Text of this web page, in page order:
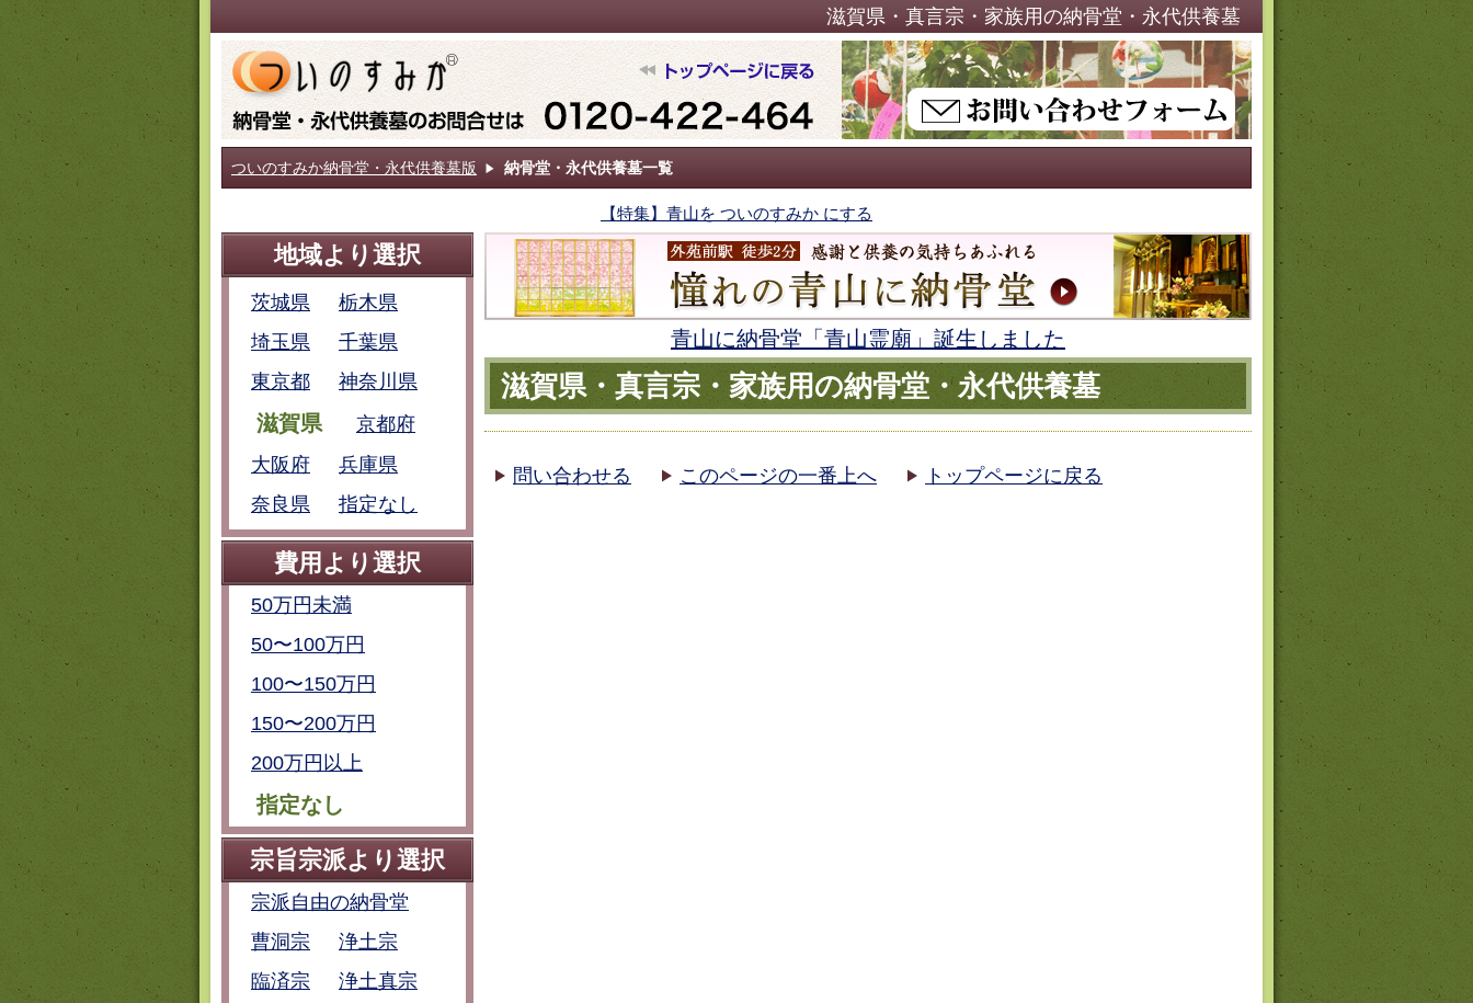
滋賀県・真言宗・家族用の納骨堂・永代供養墓
ついのすみか納骨堂・永代供養墓版 納骨堂・永代供養墓一覧
【特集】青山を ついのすみか にする
青山に納骨堂「青山霊廟」誕生しました
滋賀県・真言宗・家族用の納骨堂・永代供養墓
問い合わせる このページの一番上へ トップページに戻る
地域より選択
茨城県
栃木県
埼玉県
千葉県
東京都
神奈川県
滋賀県
京都府
大阪府
兵庫県
奈良県
指定なし
費用より選択
50万円未満
50〜100万円
100〜150万円
150〜200万円
200万円以上
指定なし
宗旨宗派より選択
宗派自由の納骨堂
曹洞宗
浄土宗
臨済宗
浄土真宗